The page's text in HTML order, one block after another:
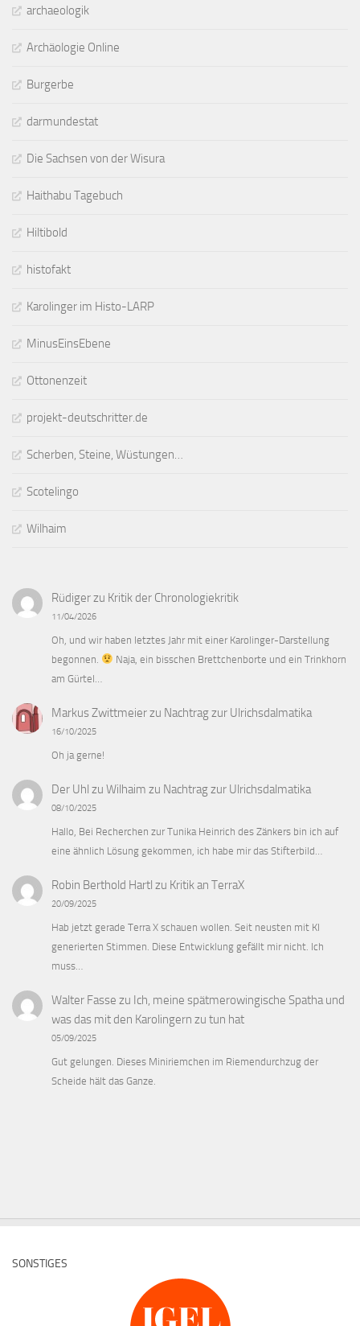
archaeologik
Archäologie Online
Burgerbe
darmundestat
Die Sachsen von der Wisura
Haithabu Tagebuch
Hiltibold
histofakt
Karolinger im Histo-LARP
MinusEinsEbene
Ottonenzeit
projekt-deutschritter.de
Scherben, Steine, Wüstungen…
Scotelingo
Wilhaim
Rüdigerzu Kritik der Chronologiekritik
11/04/2026
Oh, und wir haben letztes Jahr mit einer Karolinger-Darstellung
begonnen.
Naja, ein bisschen Brettchenborte und ein Trinkhorn
am Gürtel…
Markus Zwittmeierzu Nachtrag zur Ulrichsdalmatika
16/10/2025
Oh ja gerne!
Der Uhl zu Wilhaim zu Nachtrag zur Ulrichsdalmatika
08/10/2025
Hallo, Bei Recherchen zur Tunika Heinrich des Zänkers bin ich auf
eine ähnlich Lösung gekommen, ich habe mir das Stifterbild…
Robin Berthold Hartl zu Kritik an TerraX
20/09/2025
Hab jetzt gerade Terra X schauen wollen. Seit neusten mit KI
generierten Stimmen. Diese Entwicklung gefällt mir nicht. Ich
muss…
Walter Fasse zu Ich, meine spätmerowingische Spatha und
was das mit den Karolingern zu tun hat
05/09/2025
Gut gelungen. Dieses Miniriemchen im Riemendurchzug der
Scheide hält das Ganze.
SONSTIGES